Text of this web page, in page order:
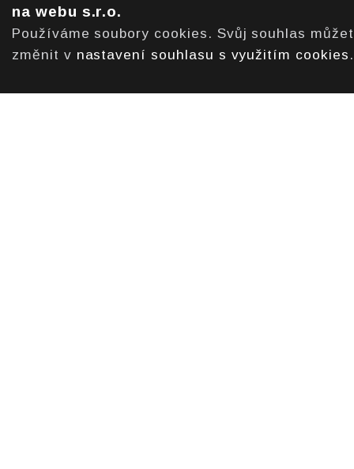
na webu s.r.o.
Používáme soubory cookies. Svůj souhlas
změnit v nastavení souhlasu s využitím cookies .